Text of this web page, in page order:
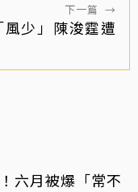
下一篇 →
少」陳浚霆遭
六月被爆「常不